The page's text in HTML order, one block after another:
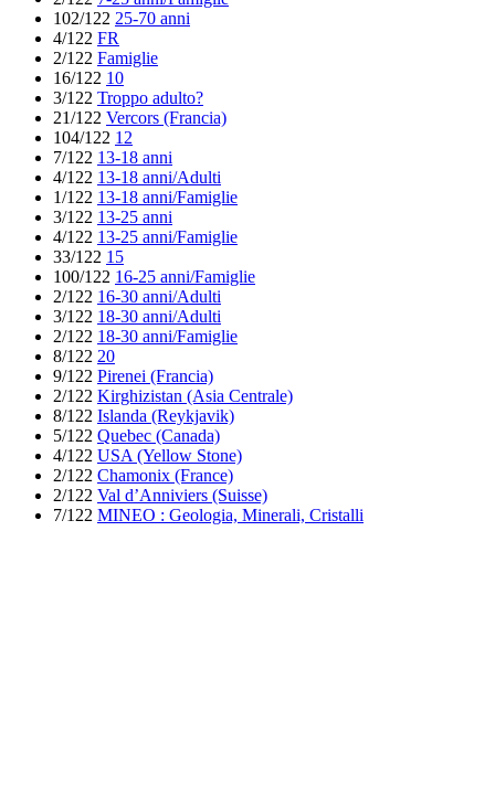
102/122 25-70 anni
4/122 FR
2/122 Famiglie
16/122 10
3/122 Troppo adulto?
21/122 Vercors (Francia)
104/122 12
7/122 13-18 anni
4/122 13-18 anni/Adulti
1/122 13-18 anni/Famiglie
3/122 13-25 anni
4/122 13-25 anni/Famiglie
33/122 15
100/122 16-25 anni/Famiglie
2/122 16-30 anni/Adulti
3/122 18-30 anni/Adulti
2/122 18-30 anni/Famiglie
8/122 20
9/122 Pirenei (Francia)
2/122 Kirghizistan (Asia Centrale)
8/122 Islanda (Reykjavik)
5/122 Quebec (Canada)
4/122 USA (Yellow Stone)
2/122 Chamonix (France)
2/122 Val d’Anniviers (Suisse)
7/122 MINEO : Geologia, Minerali, Cristalli